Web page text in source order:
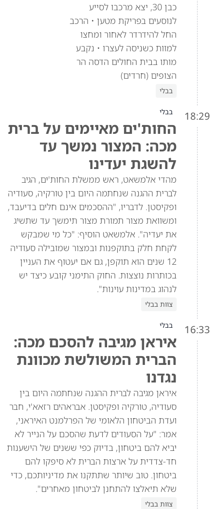
כבן 30, יצא מרכבו לסייע
לנוסעים בפריקת מטען • הרכב
החל להידרדר לאחור ומחצו
למוות כשניסה לעצרו • נקבע
מותו בבית החולים הדסה הר
הצופים (חרדים)
בבלי
18:29 בבלי
החות'ים מאיימים על ברית
מכה: המצור נמשך עד
להשגת יעדינו
מהדי אלמשאט, ראש ממשלת החות'ים, הגיב
לברית ההגנה שנחתמה היום בין טורקיה, סעודיה
ופקיסטן. לדבריו, "ההסכמים אינם חלים בדיעבד,
ומשוואת מצור תמורת מצור תימשך עד שתשיג
את יעדיה". אלמשאט הוסיף: "כל מי שמבקש
לקחת חלק בתוקפנות ובמצור שמובילה סעודיה
12 שנים הוא תוקפן, גם אם יעטוף את העניין
בכותרות נוצצות. החוק התימני קובע כיצד יש
לנהוג במדינות עוינות".
צוות בבלי
16:33 בבלי
איראן מגיבה להסכם מכה:
הברית המשולשת מכוונת
נגדנו
איראן מגיבה לברית ההגנה שנחתמה היום בין
סעודיה, טורקיה ופקיסטן. אבראהים רזאא'י, חבר
ועדת הביטחון הלאומי של הפרלמנט האיראני,
אמר: "על הסעודים לדעת שהסכם על הנייר לא
יביא להם ביטחון, בדיוק כפי ששנים של הישענות
חד-צדדית על ארצות הברית לא סיפקו להם
ביטחון. טוב שיותר שתתקנו את מדיניותכם, כדי
שלא תיאלצו להתחנן לביטחון מאחרים".
צוות בבלי